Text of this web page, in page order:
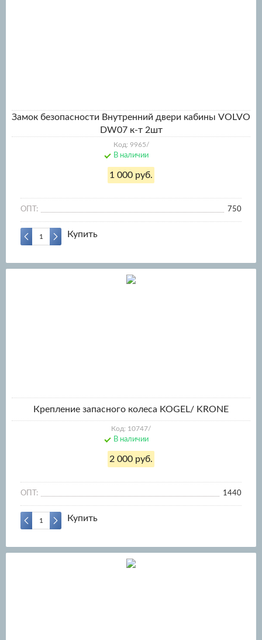
Замок безопасности Внутренний двери кабины VOLVO
DW07 к-т 2шт
Код: 9965/
В наличии
1 000 руб.
ОПТ: 750
Купить
Крепление запасного колеса KOGEL/ KRONE
Код: 10747/
В наличии
2 000 руб.
ОПТ: 1440
Купить